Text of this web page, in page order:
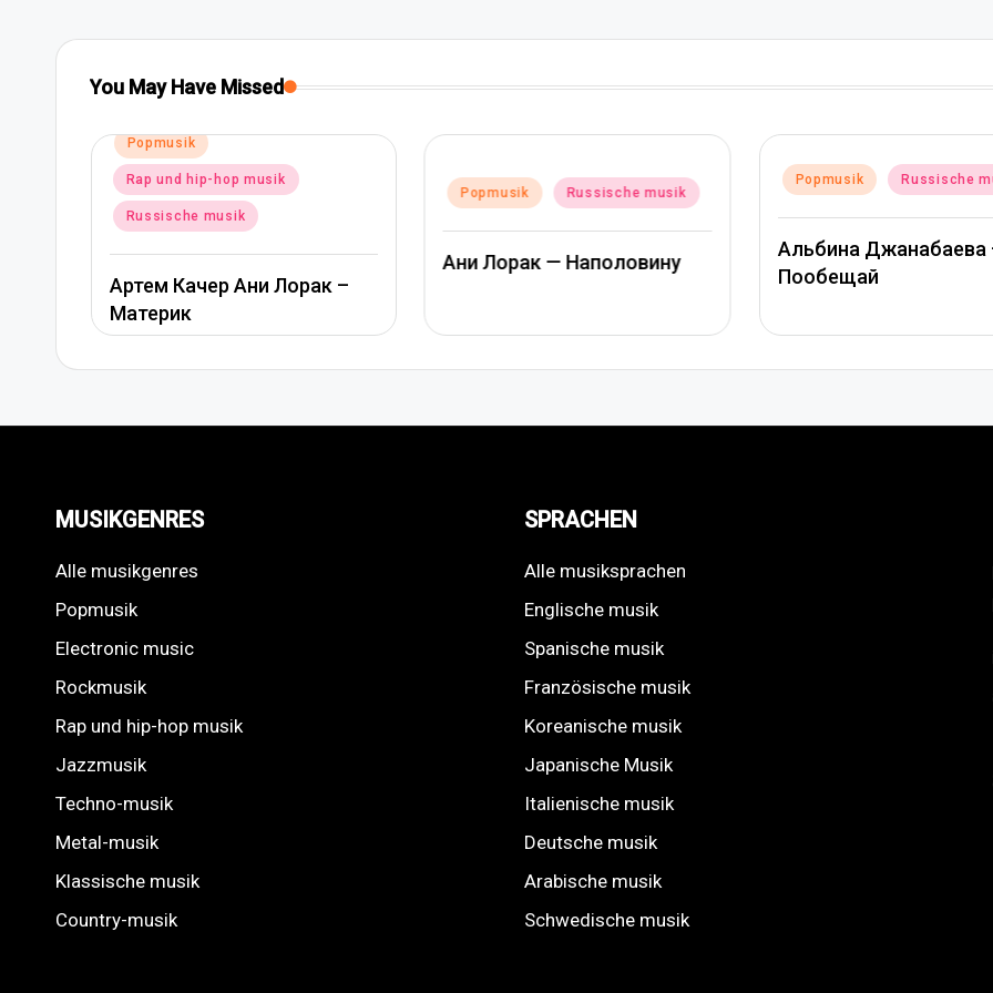
You May Have Missed
Posted
in
Popmusik
Rap und hip-hop musik
Russische musik
Артем Качер Ани Лорак –
Материк
Posted
Popmusik Russische musik
Ани Лорак — Наполовину
Posted
Popmusik Russische
Альбина Джанабаева
Пообещай
MUSIKGENRES
Alle musikgenres
Popmusik
Electronic music
Rockmusik
Rap und hip-hop musik
Jazzmusik
Techno-musik
Metal-musik
Klassische musik
Country-musik
SPRACHEN
Alle musiksprachen
Englische musik
Spanische musik
Französische musik
Koreanische musik
Japanische Musik
Italienische musik
Deutsche musik
Arabische musik
Schwedische musik